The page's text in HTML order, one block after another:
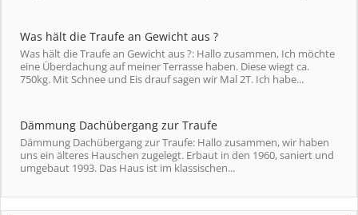
Was hält die Traufe an Gewicht aus ?
Was hält die Traufe an Gewicht aus ?: Hallo zusammen, Ich möchte
eine Überdachung auf meiner Terrasse haben. Diese wiegt ca.
750kg. Mit Schnee und Eis drauf sagen wir Mal 2T. Ich habe...
Dämmung Dachübergang zur Traufe
Dämmung Dachübergang zur Traufe: Hallo zusammen, wir haben
uns ein älteres Hauschen zugelegt. Erbaut in den 1960, saniert und
umgebaut 1993. Das Haus ist im klassischen...